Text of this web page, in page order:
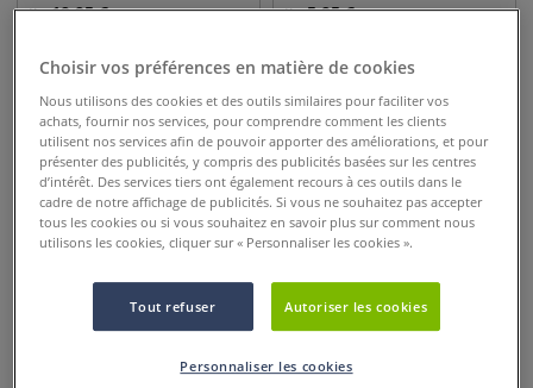
dès19,95€ dès5,95€
Raphaël série 8413
Choisir vos préférences en matière de cookies
Nous utilisons des cookies et des outils similaires pour faciliter vos
achats, fournir nos services, pour comprendre comment les clients
utilisent nos services afin de pouvoir apporter des améliorations, et pour
présenter des publicités, y compris des publicités basées sur les centres
d’intérêt. Des services tiers ont également recours à ces outils dans le
cadre de notre affichage de publicités. Si vous ne souhaitez pas accepter
tous les cookies ou si vous souhaitez en savoir plus sur comment nous
utilisons les cookies, cliquer sur « Personnaliser les cookies ».
Tout refuser Autoriser les cookies
Personnaliser les cookies